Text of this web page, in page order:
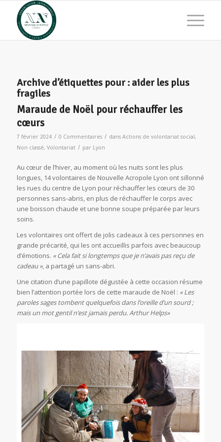
Archive d’étiquettes pour : aider les plus
fragiles
Maraude de Noël pour réchauffer les
cœurs
7 février 2024 / 0 Commentaires / dans Actions de volontariat social,
Non classé, Volontariat / par Lyon
Au cœur de l’hiver, au moment où les nuits sont les plus
longues, 14 volontaires de Nouvelle Acropole Lyon ont sillonné
les rues du centre de Lyon pour réchauffer les cœurs de 30
personnes sans-abris, en plus de réchauffer le corps avec
une boisson chaude et une bonne soupe préparée par leurs
soins.
Les volontaires ont offert de jolis cadeaux à ces personnes en
grande précarité, qui les ont accueillis parfois avec beaucoup
d’émotions. « Cela fait si longtemps que je n’avais pas reçu de
cadeau », a partagé un sans-abri.
Une citation d’une papillote dégustée à cette occasion résume
bien l’attention portée lors de cette maraude de Noël : « Les
paroles sages tombent quelquefois dans l’oreille d’un sourd ;
mais un mot gentil n’est jamais perdu. Arthur Helps»